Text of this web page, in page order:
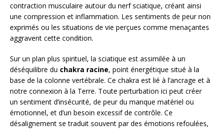
contraction musculaire autour du nerf sciatique, créant ainsi
une compression et inflammation. Les sentiments de peur non
exprimés ou les situations de vie perçues comme menaçantes
aggravent cette condition.
Sur un plan plus spirituel, la sciatique est assimilée à un
déséquilibre du chakra racine, point énergétique situé à la
base de la colonne vertébrale. Ce chakra est lié à l’ancrage et à
notre connexion à la Terre. Toute perturbation ici peut créer
un sentiment d’insécurité, de peur du manque matériel ou
émotionnel, et d’un besoin excessif de contrôle. Ce
désalignement se traduit souvent par des émotions refoulées,